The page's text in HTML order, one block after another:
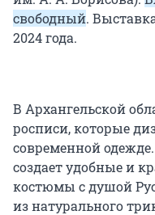
свободный.
2024 года.
В Архангельской
росписи, которые
современной
создает удобные и
костюмы с душой
из натурального